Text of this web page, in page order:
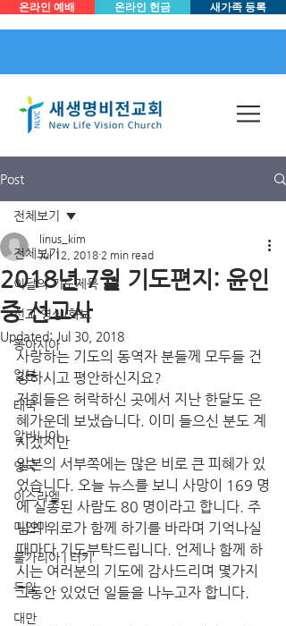
온라인 예배 온라인 헌금 새가족 등록
Post
전체보기
이달의 기도제목
선교 영상/화보
동아시아
일본
태국
알바니아
영국
이스라엘
미얀마
불가리아 | 터키
독일
대만
전체보기
2018년 7월 기도편지: 윤인
중 선교사
linus_kim
Jul 12, 2018 2 min read
Updated: Jul 30, 2018
사랑하는 기도의 동역자 분들께 모두들 건
강하시고 평안하신지요?
저희들은 허락하신 곳에서 지난 한달도 은
혜가운데 보냈습니다. 이미 들으신 분도 계
시겠지만
일본의 서부쪽에는 많은 비로 큰 피혜가 있
었습니다. 오늘 뉴스를 보니 사망이 169 명
에 실종된 사람도 80 명이라고 합니다. 주
님의 위로가 함께 하기를 바라며 기억나실
때마다 기도부탁드립니다. 언제나 함께 하
시는 여러분의 기도에 감사드리며 몇가지
그동안 있었던 일들을 나누고자 합니다.